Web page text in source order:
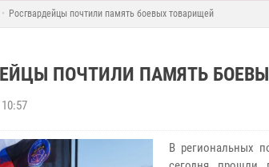
Росгвардейцы почтили память боевых товарищей
ПОЧТИЛИ ПАМЯТЬ
В региональных